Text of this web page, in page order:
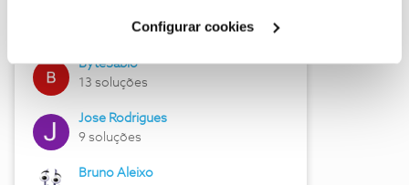
Configurar cookies
17 soluções
ByteSábio
13 soluções
Jose Rodrigues
9 soluções
Bruno Aleixo